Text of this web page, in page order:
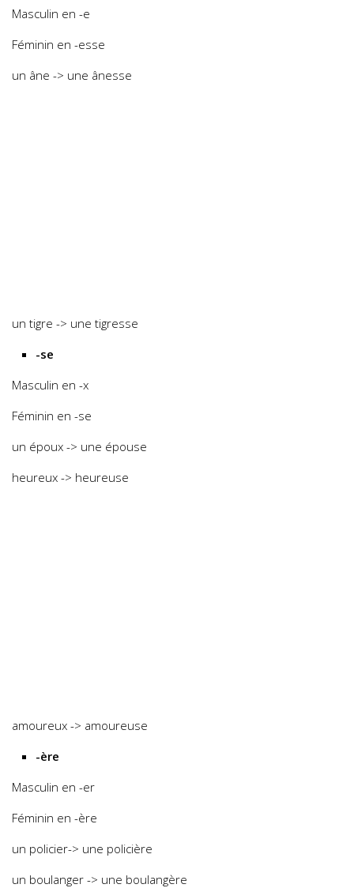
Masculin en -e
Féminin en -esse
un âne -> une ânesse
un tigre -> une tigresse
-se
Masculin en -x
Féminin en -se
un époux -> une épouse
heureux -> heureuse
amoureux -> amoureuse
-ère
Masculin en -er
Féminin en -ère
un policier-> une policière
un boulanger -> une boulangère